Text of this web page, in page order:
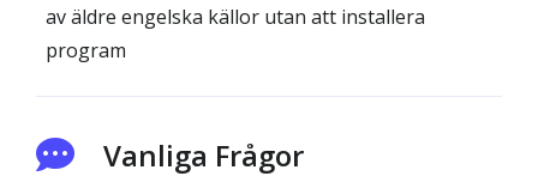
av äldre engelska källor utan att installera
program
Vanliga Frågor